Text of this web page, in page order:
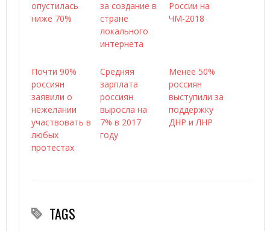
опустилась
ниже 70%
за создание в
стране
локального
интернета
России на
ЧМ-2018
Почти 90%
россиян
заявили о
нежелании
участвовать в
любых
протестах
Средняя
зарплата
россиян
выросла на
7% в 2017
году
Менее 50%
россиян
выступили за
поддержку
ДНР и ЛНР
TAGS